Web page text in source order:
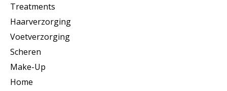
Treatments
Haarverzorging
Voetverzorging
Scheren
Make-Up
Home